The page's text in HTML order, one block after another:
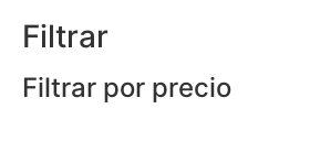
Filtrar
Filtrar por precio